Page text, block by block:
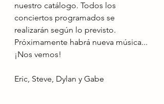
nuestro catálogo. Todos los
conciertos programados se
realizarán según lo previsto.
Próximamente habrá nueva música...
¡Nos vemos!
Eric, Steve, Dylan y Gabe